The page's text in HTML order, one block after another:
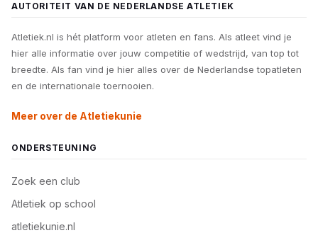
AUTORITEIT VAN DE NEDERLANDSE ATLETIEK
Atletiek.nl is hét platform voor atleten en fans. Als atleet vind je
hier alle informatie over jouw competitie of wedstrijd, van top tot
breedte. Als fan vind je hier alles over de Nederlandse topatleten
en de internationale toernooien.
Meer over de Atletiekunie
ONDERSTEUNING
Zoek een club
Atletiek op school
atletiekunie.nl